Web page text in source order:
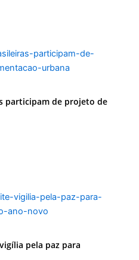
participam de projeto de
pela paz para